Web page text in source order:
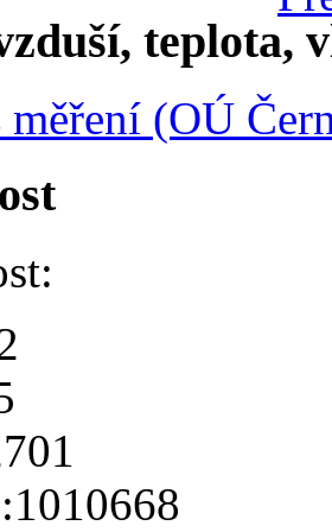
teplota,
(OÚ
1010668